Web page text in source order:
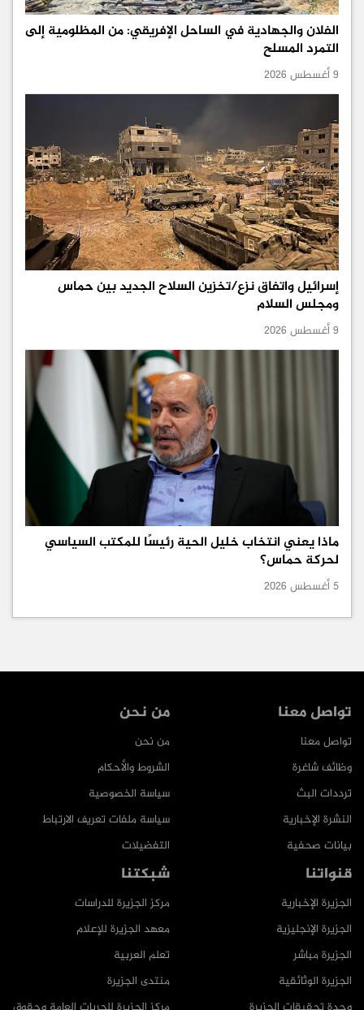
الفلان والجهادية في الساحل الإفريقي: من المظلومية إلى
التمرد المسلح
9 أغسطس 2026
إسرائيل واتفاق نزع/تخزين السلاح الجديد بين حماس
ومجلس السلام
9 أغسطس 2026
ماذا يعني انتخاب خليل الحية رئيسًا للمكتب السياسي
لحركة حماس؟
5 أغسطس 2026
من نحن
من نحن
الشروط والأحكام
سياسة الخصوصية
سياسة ملفات تعريف الارتباط
التفضيلات
تواصل معنا
تواصل معنا
وظائف شاغرة
ترددات البث
النشرة الإخبارية
بيانات صحفية
شبكتنا
مركز الجزيرة للدراسات
معهد الجزيرة للإعلام
تعلم العربية
منتدى الجزيرة
قنواتنا
الجزيرة الإخبارية
الجزيرة الإنجليزية
الجزيرة مباشر
الجزيرة الوثائقية